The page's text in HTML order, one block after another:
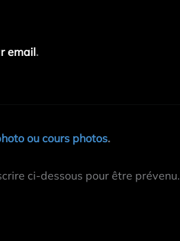
email.
ou cours photos.
ci-dessous pour être prévenu.